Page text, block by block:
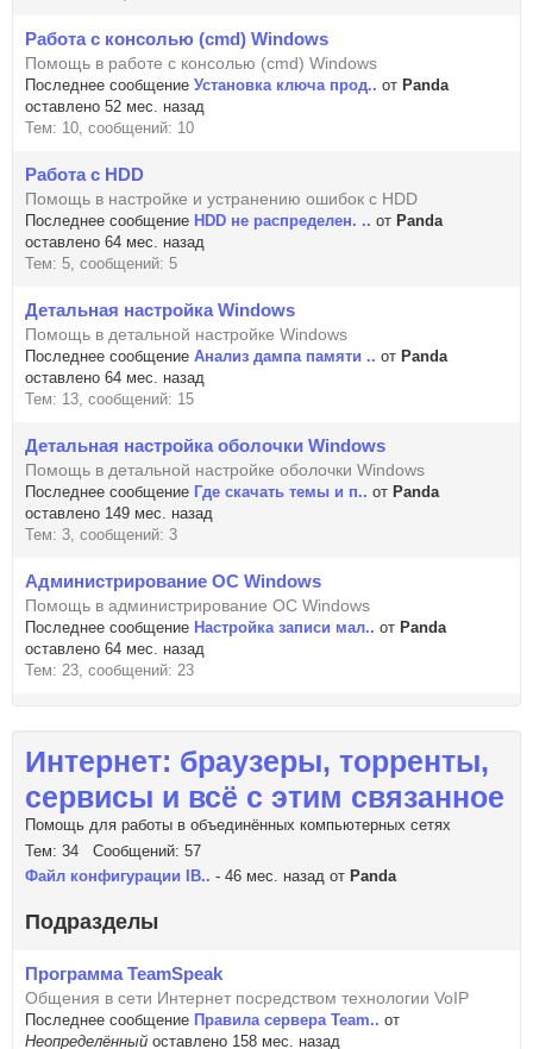
Работа с консолью (cmd) Windows
Помощь в работе с консолью (cmd) Windows
Последнее сообщение Установка ключа прод.. от Panda
оставлено 52 мес. назад
Тем: 10, сообщений: 10
Работа с HDD
Помощь в настройке и устранению ошибок с HDD
Последнее сообщение HDD не распределен. .. от Panda
оставлено 64 мес. назад
Тем: 5, сообщений: 5
Детальная настройка Windows
Помощь в детальной настройке Windows
Последнее сообщение Анализ дампа памяти .. от Panda
оставлено 64 мес. назад
Тем: 13, сообщений: 15
Детальная настройка оболочки Windows
Помощь в детальной настройке оболочки Windows
Последнее сообщение Где скачать темы и п.. от Panda
оставлено 149 мес. назад
Тем: 3, сообщений: 3
Администрирование ОС Windows
Помощь в администрирование ОС Windows
Последнее сообщение Настройка записи мал.. от Panda
оставлено 64 мес. назад
Тем: 23, сообщений: 23
Интернет: браузеры, торренты,
сервисы и всё с этим связанное
Помощь для работы в объединённых компьютерных сетях
Тем: 34 Сообщений: 57
Файл конфигурации IB.. - 46 мес. назад от Panda
Подразделы
Программа TeamSpeak
Общения в сети Интернет посредством технологии VoIP
Последнее сообщение Правила сервера Team.. от
Неопределённый оставлено 158 мес. назад